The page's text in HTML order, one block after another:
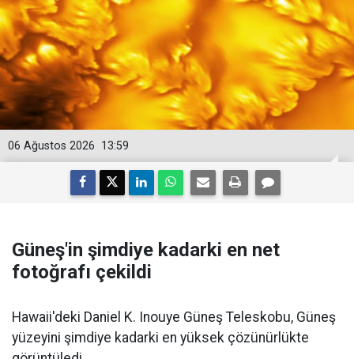
13:59
06 Ağustos 2026
Güneş'in şimdiye kadarki en net
fotoğrafı çekildi
Hawaii'deki Daniel K. Inouye Güneş Teleskobu, Güneş
yüzeyini şimdiye kadarki en yüksek çözünürlükte